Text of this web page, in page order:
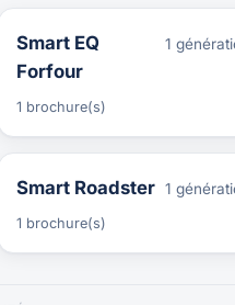
Smart EQ
Forfour
1
1 brochure(s)
Smart Roadster 1
1 brochure(s)